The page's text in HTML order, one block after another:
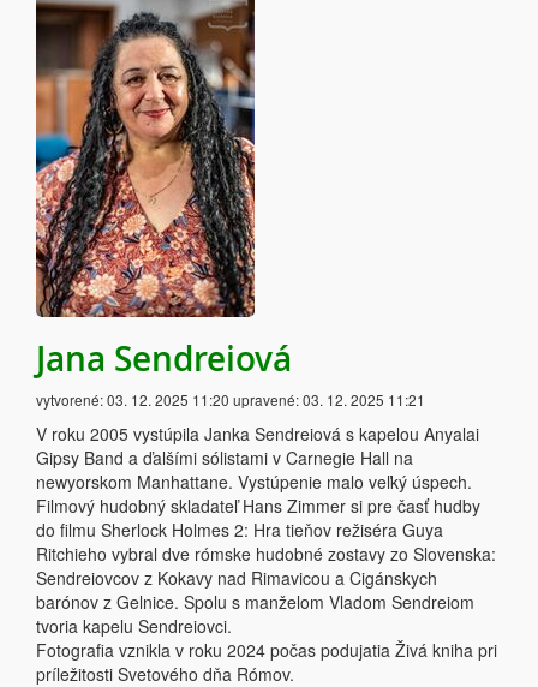
Jana Sendreiová
vytvorené:03. 12. 2025 11:20 upravené:03. 12. 2025 11:21
V roku 2005 vystúpila Janka Sendreiová s kapelou Anyalai
Gipsy Band a ďalšími sólistami v Carnegie Hall na
newyorskom Manhattane. Vystúpenie malo veľký úspech.
Filmový hudobný skladateľ Hans Zimmer si pre časť hudby
do filmu Sherlock Holmes 2: Hra tieňov režiséra Guya
Ritchieho vybral dve rómske hudobné zostavy zo Slovenska:
Sendreiovcov z Kokavy nad Rimavicou a Cigánskych
barónov z Gelnice. Spolu s manželom Vladom Sendreiom
tvoria kapelu Sendreiovci.
Fotografia vznikla v roku 2024 počas podujatia Živá kniha pri
príležitosti Svetového dňa Rómov.